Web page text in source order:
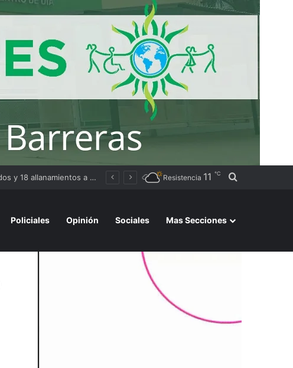
Ley de Propiedad Privada: cruces, acusaciones y tensión entre los senadores chaqueños en el recinto Resistencia 11 ℃ Buscar por
Policiales Opinión Sociales Mas Secciones